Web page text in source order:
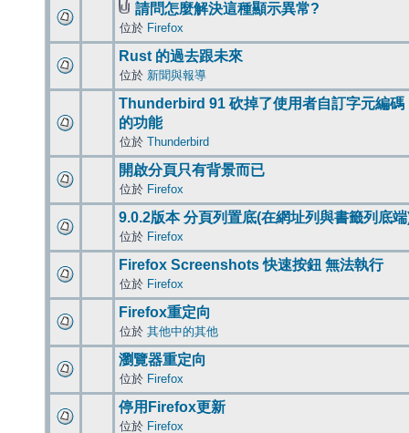
請問怎麼解決這種顯示異常?
位於 Firefox
Rust 的過去跟未來
位於 新聞與報導
Thunderbird 91 砍掉了使用者自訂字元編碼
的功能
位於 Thunderbird
開啟分頁只有背景而已
位於 Firefox
9.0.2版本 分頁列置底(在網址列與書籤列底
位於 Firefox
Firefox Screenshots 快速按鈕 無法執行
位於 Firefox
Firefox重定向
位於 其他中的其他
瀏覽器重定向
位於 Firefox
停用Firefox更新
位於 Firefox